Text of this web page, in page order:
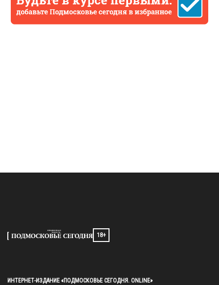
18+
ИНТЕРНЕТ-ИЗДАНИЕ «ПОДМОСКОВЬЕ СЕГОДНЯ. ONLINE»